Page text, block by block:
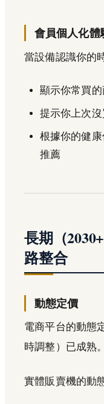
會員個人化體
當設備認識你的
顯示你常買的
提示你上次
根據你的健
推薦
長期（
路整合
動態定價
電商平台的動態
時調整）已成熟。
實體販賣機的動